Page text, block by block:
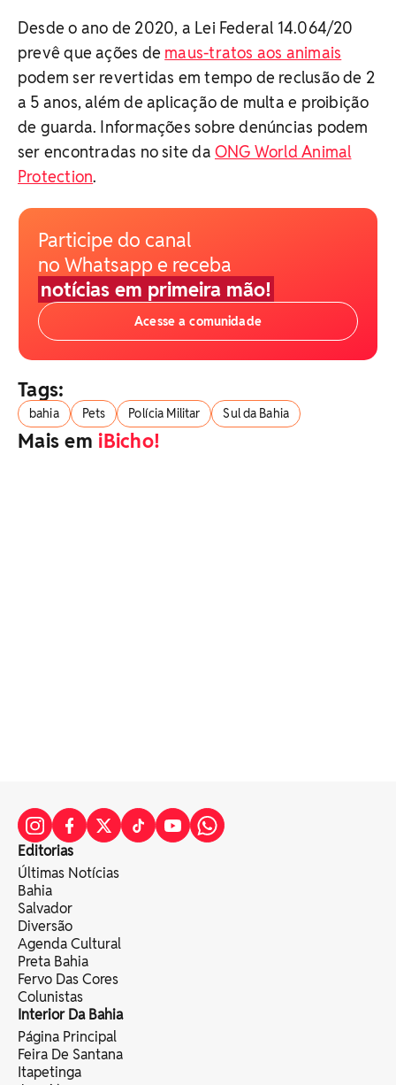
Desde o ano de 2020, a Lei Federal 14.064/20
prevê que ações de maus-tratos aos animais
podem ser revertidas em tempo de reclusão de 2
a 5 anos, além de aplicação de multa e proibição
de guarda. Informações sobre denúncias podem
ser encontradas no site da ONG World Animal
Protection.
Participe do canal
no Whatsapp e receba
notícias em primeira mão!
Acesse a comunidade
Tags:
bahia Pets Polícia Militar Sul da Bahia
Mais em iBicho!
Editorias
Últimas Notícias
Bahia
Salvador
Diversão
Agenda Cultural
Preta Bahia
Fervo Das Cores
Colunistas
Interior Da Bahia
Página Principal
Feira De Santana
Itapetinga